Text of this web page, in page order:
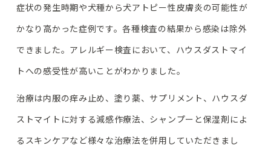
症状の発生時期や犬種から犬アトピー性皮膚炎の可能性が
かなり高かった症例です。各種検査の結果から感染は除外
できました。アレルギー検査において、ハウスダストマイ
トへの感受性が高いことがわかりました。
治療は内服の痒み止め、塗り薬、サプリメント、ハウスダ
ストマイトに対する減感作療法、シャンプーと保湿剤によ
るスキンケアなど様々な治療法を併用していただきまし